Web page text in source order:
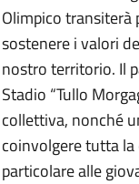
Olimpico transiterà
sostenere i valori
nostro territorio. Il
Stadio “Tullo
collettiva, nonché
coinvolgere tutta
particolare alle